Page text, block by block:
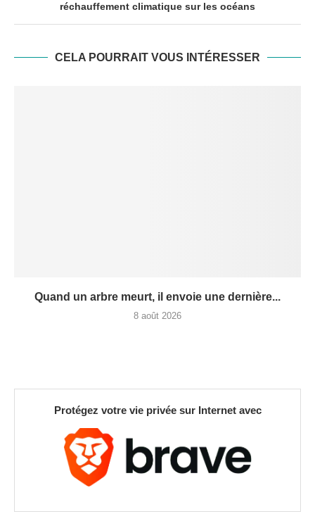
réchauffement climatique sur les océans
CELA POURRAIT VOUS INTÉRESSER
Quand un arbre meurt, il envoie une dernière...
8 août 2026
Protégez votre vie privée sur Internet avec